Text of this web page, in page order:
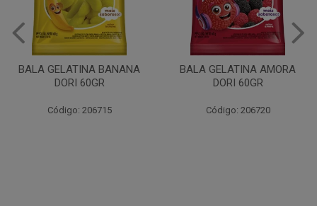
BALA GELATINA BANANA
DORI 60GR
Código: 206715
BALA GELATINA AMORA
DORI 60GR
Código: 206720